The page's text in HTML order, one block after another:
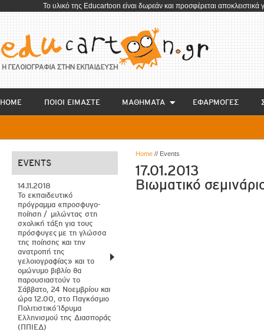
To υλικό της Educartoon είναι δωρεάν και προσφέρεται
HOME ΠΟΙΟΙ ΕΙΜΑΣΤΕ ΜΑΘΗΜΑΤΑ EΦΑΡΜΟΓΕΣ
EVENTS
14.11.2018
Το εκπαιδευτικό
πρόγραμμα «προσφυγο-
ποίηση / μιλώντας στη
σχολική τάξη για τους
πρόσφυγες με τη γλώσσα
της ποίησης και την
ανατροπή της
γελοιογραφίας» και το
ομώνυμο βιβλίο θα
παρουσιαστούν το
Σάββατο, 24 Νοεμβρίου και
ώρα 12.00, στο Παγκόσμιο
Πολιτιστικό Ίδρυμα
Ελληνισμού της Διασποράς
(ΠΠΙΕΔ)
Home // Events
17.01.2013
Βιωματικό